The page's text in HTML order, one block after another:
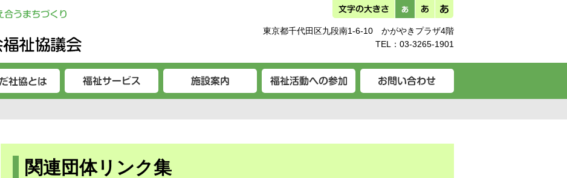
東京都千代田区九段南1-6-10 かがやきプラザ4階
TEL： 03-3265-1901
関連団体リンク集